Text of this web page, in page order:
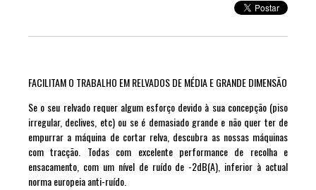
FACILITAM O TRABALHO EM RELVADOS DE MÉDIA E GRANDE DIMENSÃO
Se o seu relvado requer algum esforço devido à sua concepção (piso
irregular, declives, etc) ou se é demasiado grande e não quer ter de
empurrar a máquina de cortar relva, descubra as nossas máquinas
com tracção. Todas com excelente performance de recolha e
ensacamento, com um nível de ruído de -2dB(A), inferior à actual
norma europeia anti-ruído.